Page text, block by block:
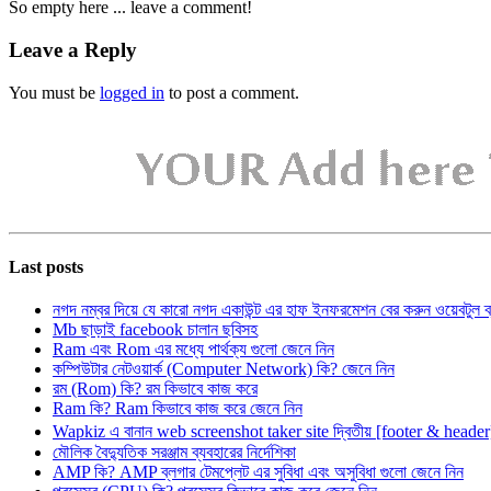
So empty here ... leave a comment!
Leave a Reply
You must be logged in to post a comment.
Last posts
নগদ নম্বর দিয়ে যে কারো নগদ একাউন্ট এর হাফ ইনফরমেশন বের করুন ওয়েবটুল
Mb ছাড়াই facebook চালান ছবিসহ
Ram এবং Rom এর মধ্যে পার্থক্য গুলো জেনে নিন
কম্পিউটার নেটওয়ার্ক (Computer Network) কি? জেনে নিন
রম (Rom) কি? রম কিভাবে কাজ করে
Ram কি? Ram কিভাবে কাজ করে জেনে নিন
Wapkiz এ বানান web screenshot taker site দ্বিতীয় [footer &
মৌলিক বৈদ্যুতিক সরঞ্জাম ব্যবহারের নির্দেশিকা
AMP কি? AMP ব্লগার টেমপ্লেট এর সুবিধা এবং অসুবিধা গুলো জেনে নিন